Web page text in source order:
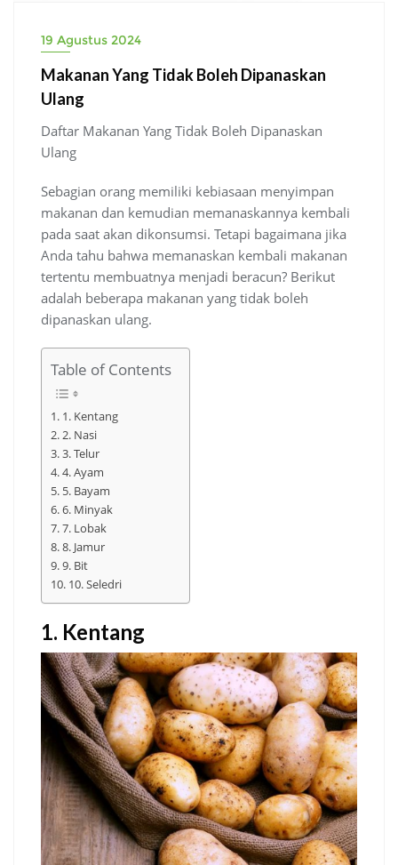
19 Agustus 2024
Makanan Yang Tidak Boleh Dipanaskan
Ulang
Daftar Makanan Yang Tidak Boleh Dipanaskan
Ulang
Sebagian orang memiliki kebiasaan menyimpan
makanan dan kemudian memanaskannya kembali
pada saat akan dikonsumsi. Tetapi bagaimana jika
Anda tahu bahwa memanaskan kembali makanan
tertentu membuatnya menjadi beracun? Berikut
adalah beberapa makanan yang tidak boleh
dipanaskan ulang.
Table of Contents
1. Kentang
2. Nasi
3. Telur
4. Ayam
5. Bayam
6. Minyak
7. Lobak
8. Jamur
9. Bit
10. Seledri
1. Kentang